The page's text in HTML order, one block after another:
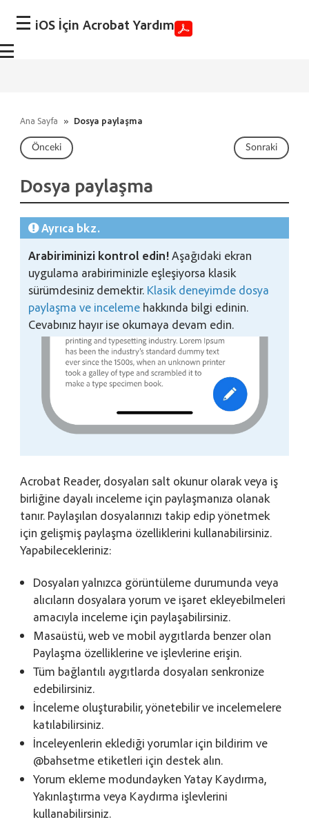
iOS İçin Acrobat Yardım
Ana Sayfa » Dosya paylaşma
Sonraki
Önceki
Dosya paylaşma
Ayrıca bkz.
Arabiriminizi kontrol edin!Aşağıdaki ekran
uygulama arabiriminizle eşleşiyorsa klasik
sürümdesiniz demektir. Klasik deneyimde dosya
paylaşma ve inceleme hakkında bilgi edinin.
Cevabınız hayır ise okumaya devam edin.
Acrobat Reader, dosyaları salt okunur olarak veya iş
birliğine dayalı inceleme için paylaşmanıza olanak
tanır. Paylaşılan dosyalarınızı takip edip yönetmek
için gelişmiş paylaşma özelliklerini kullanabilirsiniz.
Yapabilecekleriniz:
Dosyaları yalnızca görüntüleme durumunda veya
alıcıların dosyalara yorum ve işaret ekleyebilmeleri
amacıyla inceleme için paylaşabilirsiniz.
Masaüstü, web ve mobil aygıtlarda benzer olan
Paylaşma özelliklerine ve işlevlerine erişin.
Tüm bağlantılı aygıtlarda dosyaları senkronize
edebilirsiniz.
İnceleme oluşturabilir, yönetebilir ve incelemelere
katılabilirsiniz.
İnceleyenlerin eklediği yorumlar için bildirim ve
@bahsetme etiketleri için destek alın.
Yorum ekleme modundayken Yatay Kaydırma,
Yakınlaştırma veya Kaydırma işlevlerini
kullanabilirsiniz.